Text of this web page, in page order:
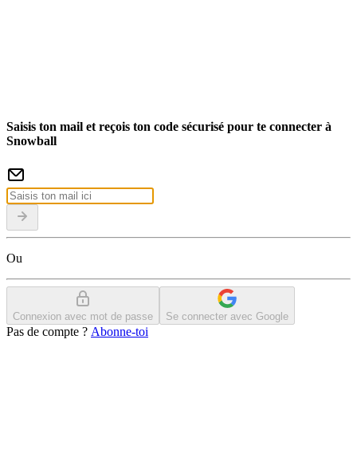
Saisis ton mail et reçois ton code sécurisé pour te connecter à
Snowball
Ou
Connexion avec mot de passe Se connecter avec Google
Pas de compte ? Abonne-toi